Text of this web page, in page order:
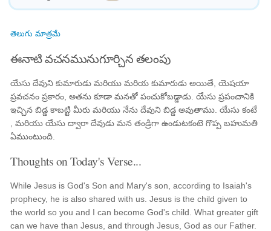
తెలుగు మాత్రమే
ఈనాటి వచనమునుగూర్చిన తలంపు
యేసు దేవుని కుమారుడు మరియు మరియ కుమారుడు అయితే, యెషయా
ప్రవచనం ప్రకారం, అతను కూడా మనతో పంచుకోబడ్డాడు. యేసు ప్రపంచానికి
ఇచ్చిన బిడ్డ కాబట్టి మీరు మరియు నేను దేవుని బిడ్డ అవుతాము. యేసు కంటే
, మరియు యేసు ద్వారా దేవుడు మన తండ్రిగా ఉండుటకంటె గొప్ప బహుమతి
ఏముంటుంది.
Thoughts on Today's Verse...
While Jesus is God's Son and Mary's son, according to Isaiah's
prophecy, he is also shared with us. Jesus is the child given to
the world so you and I can become God's child. What greater gift
can we have than Jesus, and through Jesus, God as our Father.